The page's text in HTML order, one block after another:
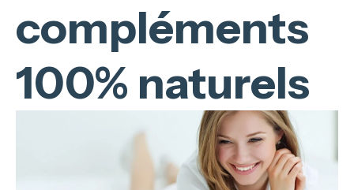
compléments
100% naturels